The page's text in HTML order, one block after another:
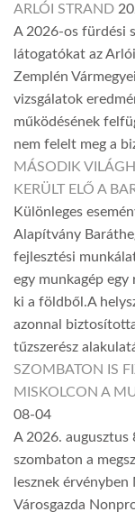
ARLÓI STRAND
A 2026-os fürdési
látogatókat az
Zemplén
vizsgálatok
működésének
nem felelt meg a
MÁSODIK
KERÜLT ELŐ A
Különleges
Alapítvány
fejlesztési
egy munkagép
ki a földből.A
azonnal
tűzszerész
SZOMBATON IS
MISKOLCON A
08-04
A 2026. augusztus
szombaton a
lesznek
Városgazda